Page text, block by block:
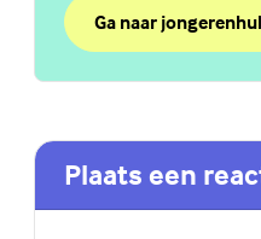
Ga naar
over Weet jij de
(Externe link)
Plaats een